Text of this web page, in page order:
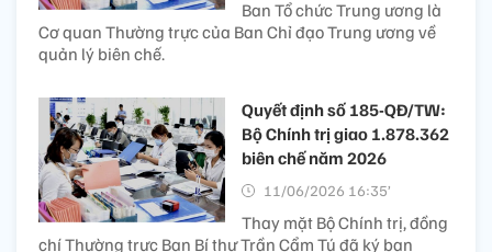
Ban Tổ chức Trung ương là
Cơ quan Thường trực của Ban Chỉ đạo Trung ương về
quản lý biên chế.
Quyết định số 185-QĐ/TW:
Bộ Chính trị giao 1.878.362
biên chế năm 2026
11/06/2026 16:35’
Thay mặt Bộ Chính trị, đồng
chí Thường trực Ban Bí thư Trần Cẩm Tú đã ký ban